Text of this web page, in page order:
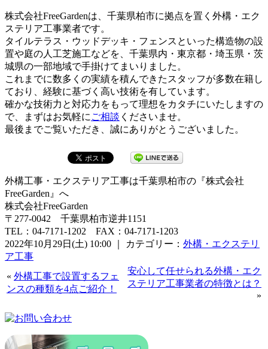
株式会社FreeGardenは、千葉県柏市に拠点を置く外構・エク
ステリア工事業者です。
タイルテラス・ウッドデッキ・フェンスといった構造物の設
置や庭の人工芝施工などを、千葉県内・東京都・埼玉県・茨
城県の一部地域で手掛けてまいりました。
これまでに数多くの実績を積んできたスタッフが多数在籍し
ており、経験に基づく高い技術を有しています。
確かな技術力と対応力をもって理想をカタチにいたしますの
で、まずはお気軽にご相談 くださいませ。
最後までご覧いただき、誠にありがとうございました。
外構工事・エクステリア工事は千葉県柏市の『株式会社
FreeGarden』へ
株式会社FreeGarden
〒277-0042 千葉県柏市逆井1151
TEL：04-7171-1202 FAX：04-7171-1203
2022年10月29日(土) 10:00 ｜ カテゴリー： 外構・エクステリ
ア工事
« 外構工事で設置するフェ
ンスの種類を4点ご紹介！
安心して任せられる外構・エク
ステリア工事業者の特徴とは？
»